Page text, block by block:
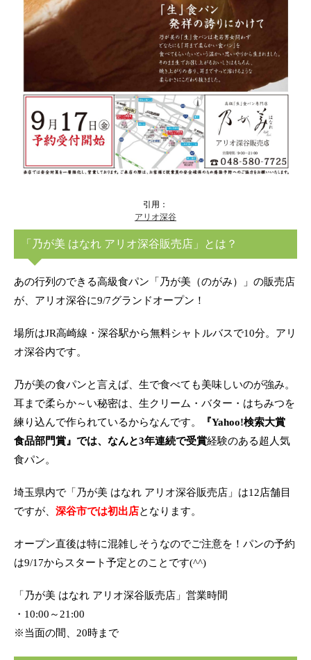
引用：
アリオ深谷
「乃が美 はなれ アリオ深谷販売店」とは？
あの行列のできる高級食パン「乃が美（のがみ）」の販売店
が、アリオ深谷に9/7グランドオープン！
場所はJR高崎線・深谷駅から無料シャトルバスで10分。アリ
オ深谷内です。
乃が美の食パンと言えば、生で食べても美味しいのが強み。
耳まで柔らか～い秘密は、生クリーム・バター・はちみつを
練り込んで作られているからなんです。
『Yahoo!検索大賞
食品部門賞』では、なんと3年連続で受賞経験のある超人気
食パン。
埼玉県内で「乃が美 はなれ アリオ深谷販売店」は12店舗目
ですが、 深谷市では初出店となります。
オープン直後は特に混雑しそうなのでご注意を！パンの予約
は9/17からスタート予定とのことです(^^)
「乃が美 はなれ アリオ深谷販売店」営業時間
・10:00～21:00
※当面の間、20時まで